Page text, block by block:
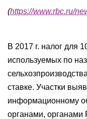
(https://www.rbc.ru/
В 2017 г. налог для
используемых по
ставке. Участки
информационному
органами, органами